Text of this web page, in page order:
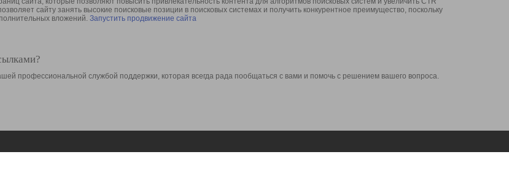
сайту занять высокие поисковые позиции в поисковых системах и получить конкурентное преимущество, поскольку
вложений. Запустить продвижение сайта
профессиональной службой поддержки, которая всегда рада пообщаться с вами и помочь с решением вашего вопроса.